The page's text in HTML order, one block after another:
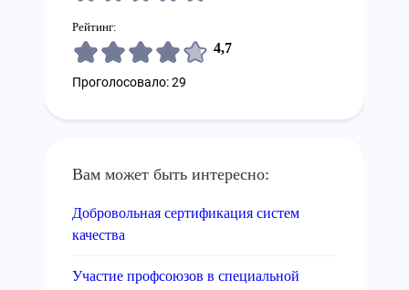
Рейтинг:
4,7
Проголосовало: 29
Вам может быть интересно:
Добровольная сертификация систем
качества
Участие профсоюзов в специальной